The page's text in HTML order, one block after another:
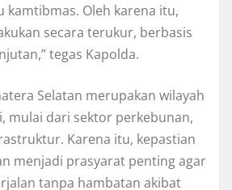
kamtibmas. Oleh karena itu,
secara terukur, berbasis
tegas Kapolda.
Selatan merupakan wilayah
mulai dari sektor perkebunan,
Karena itu, kepastian
menjadi prasyarat penting agar
tanpa hambatan akibat